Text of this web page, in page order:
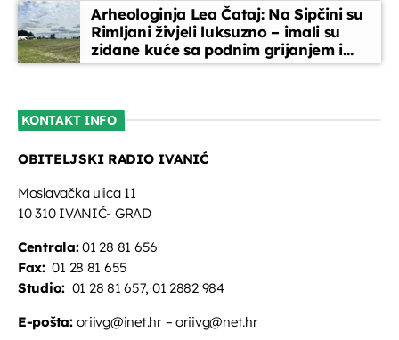
Melodija dana
08:10 - 08:15
08:15 - 08:45
Vijesti
08:45 - 09:00
Arheologinja Lea Čataj: Na Sipčini su
Rimljani živjeli luksuzno – imali su
zidane kuće sa podnim grijanjem i
oslikanim zidovima
KONTAKT INFO
OBITELJSKI RADIO IVANIĆ
Moslavačka ulica 11
10 310 IVANIĆ- GRAD
Centrala:01 28 81 656
Fax:01 28 81 655
Studio: 01 28 81 657, 01 2882 984
E-pošta:oriivg@inet.hr – oriivg@net.hr